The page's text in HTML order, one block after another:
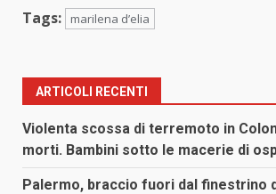
Tags: marilena d’elia
ARTICOLI RECENTI
Violenta scossa di terremoto in
morti. Bambini sotto le macerie di
Palermo, braccio fuori dal finestrino